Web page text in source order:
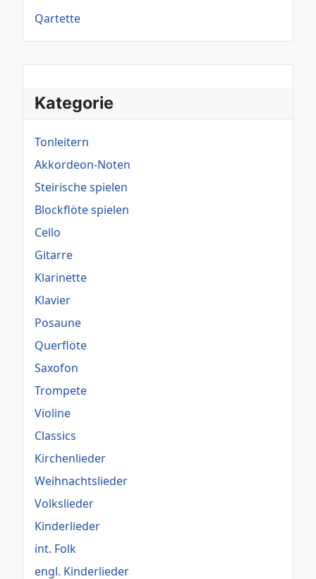
Kategorie
Tonleitern
Akkordeon-Noten
Steirische spielen
Blockflöte spielen
Cello
Gitarre
Klarinette
Klavier
Posaune
Querflöte
Saxofon
Trompete
Violine
Classics
Kirchenlieder
Weihnachtslieder
Volkslieder
Kinderlieder
int. Folk
engl. Kinderlieder
Qartette